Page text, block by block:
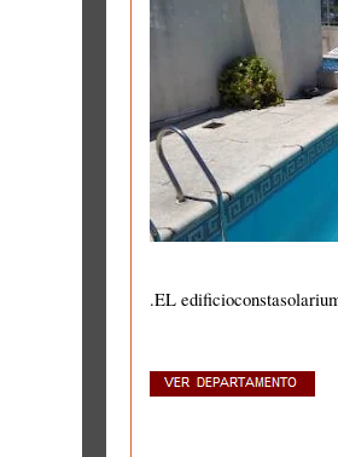
.EL